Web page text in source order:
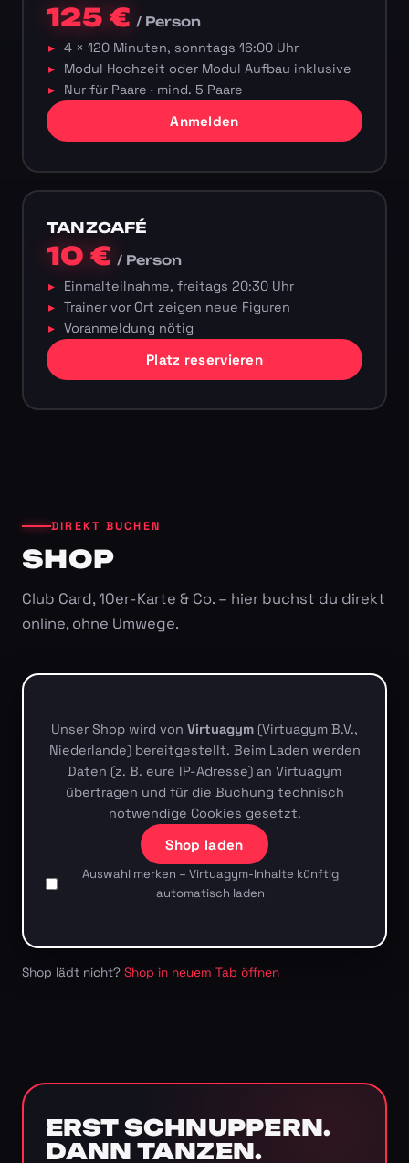
125 €/ Person
4 × 120 Minuten, sonntags 16:00 Uhr
Modul Hochzeit oder Modul Aufbau inklusive
Nur für Paare · mind. 5 Paare
Anmelden
TANZCAFÉ
10 €/ Person
Einmalteilnahme, freitags 20:30 Uhr
Trainer vor Ort zeigen neue Figuren
Voranmeldung nötig
Platz reservieren
DIREKT BUCHEN
SHOP
Club Card, 10er-Karte & Co. – hier buchst du direkt
online, ohne Umwege.
Unser Shop wird von Virtuagym (Virtuagym B.V.,
Niederlande) bereitgestellt. Beim Laden werden
Daten (z. B. eure IP-Adresse) an Virtuagym
übertragen und für die Buchung technisch
notwendige Cookies gesetzt.
Shop laden
Auswahl merken – Virtuagym-Inhalte künftig
automatisch laden
Shop lädt nicht? Shop in neuem Tab öffnen
ERST SCHNUPPERN.
DANN TANZEN.